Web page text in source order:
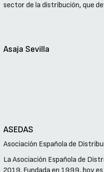
sector de la distribución, que
Asaja Sevilla
ASEDAS
Asociación Española de
La Asociación Española de